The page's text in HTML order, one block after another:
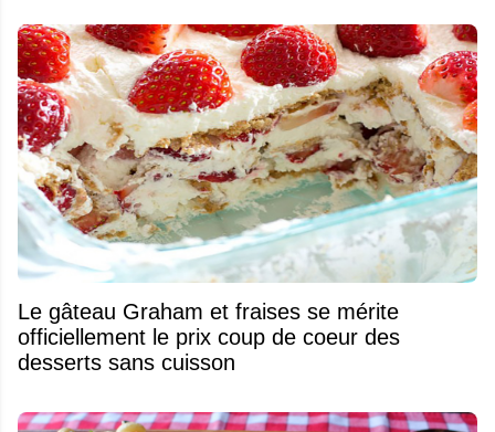
Le gâteau Graham et fraises se mérite
officiellement le prix coup de coeur des
desserts sans cuisson